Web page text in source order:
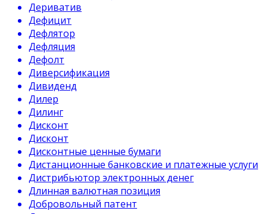
Дериватив
Дефицит
Дефлятор
Дефляция
Дефолт
Диверсификация
Дивиденд
Дилер
Дилинг
Дисконт
Дисконт
Дисконтные ценные бумаги
Дистанционные банковские и платежные услуги
Дистрибьютор электронных денег
Длинная валютная позиция
Добровольный патент